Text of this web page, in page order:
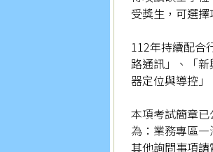
受獎生，可選
112年持續配合
路通訊」、「
器定位與導控
本項考試簡章
為：業務專區―
其他詢問事項